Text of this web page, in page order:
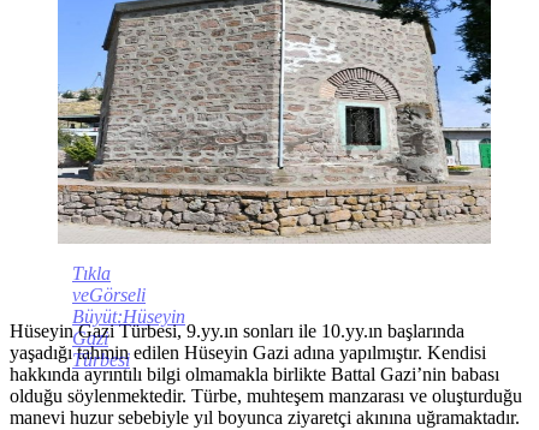
Tıkla
veGörseli
Büyüt:Hüseyin
Gazi
Türbesi
Hüseyin Gazi Türbesi, 9.yy.ın sonları ile 10.yy.ın başlarında
yaşadığı tahmin edilen Hüseyin Gazi adına yapılmıştır. Kendisi
hakkında ayrıntılı bilgi olmamakla birlikte Battal Gazi’nin babası
olduğu söylenmektedir. Türbe, muhteşem manzarası ve oluşturduğu
manevi huzur sebebiyle yıl boyunca ziyaretçi akınına uğramaktadır.